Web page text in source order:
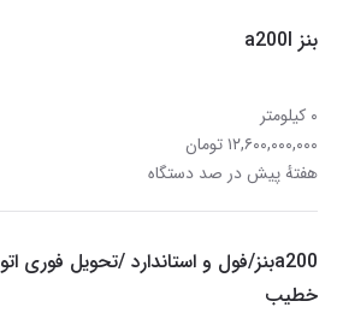
بنز a200l
۰ کیلومتر
۱۲,۶۰۰,۰۰۰,۰۰۰ تومان
هفتهٔ پیش در صد دستگاه
a200بنز/فول و استاندارد /تحویل فوری اتو
خطیب